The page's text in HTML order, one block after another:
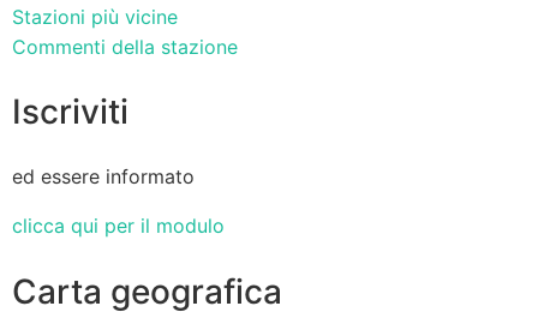
Stazioni più vicine
Commenti della stazione
Iscriviti
ed essere informato
clicca qui per il modulo
Carta geografica